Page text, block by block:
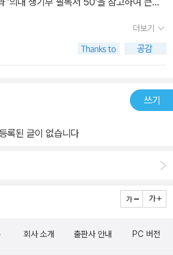
큼 학생들이 후속활동을 어떻게 할 수 있는
기본적인 틀을 제시해주고 있어서 큰 도
책을 읽으며 다시 한 번 우리나라 고등학생
과 그 사이의 수행평가들과 이런 생기부활
때 완벽한 인간을 만들고자 함인지 의심스
보면 성인들이 읽어도 어려운 깊이감 있는
시험, 수행평가, 모의고사의 사이클이 돌
있고 그들은 상위권대학에 진학한다는 사실
그정도로 치열하게 고등3년 보낸 성과이니
야 할 것 들이 더 많아졌는데, 아이 스스로
? 더욱더 부모의 정보력이 중요해지는 듯합
는 인문 사회계열 책 읽기, 파트 4는 과학
도서들이 나온답니다. 이 책의 핵심은, 추천
만, 책 별로 깊이 있게 읽을 수 있는 노하우가
읽어봤던 책들이 꽤 있었지만, 책에 설명돼
수가 있구나 하는 생각이 들었어요. 또 이
싶은 마음이 든다는 거예요. 특히나 내가
오면 더욱 그렇죠. 그다음 좋았던 부분은 '후
올해 , 고1 학생들은 2028학년도 대입을 치
개편안을 반영하여 달라지게 될 생기부 활
독서방법을 알려주는생기부 필독서 100 개
모두 영향력이 줄어드는 방향으로 변화가
은 교육관련 종사자들이 여러가지 대안을
것이다, 수능 최저를 강화할 것이다,본고사
한 방법으로 '생기부 평가 강화'라는 점이예
사정관들은 엄청난 양의 생기부를 한꺼번
더보기
쓰기
등록된 글이 없습니다
회사 소개 출판사 안내 PC 버전